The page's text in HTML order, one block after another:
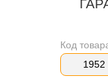
Код
1952